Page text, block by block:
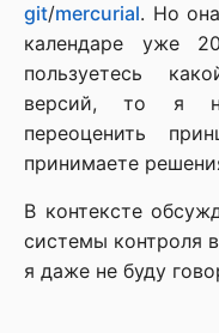
git/mercurial. Но
календаре уже
пользуетесь
версий, то я
переоценить
принимаете
В контексте
системы контроля
я даже не буду